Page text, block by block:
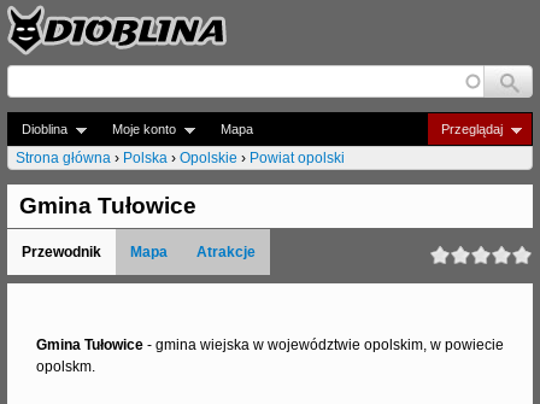
Jump to navigation
Dioblina Moje konto Przeglądaj
Mapa
J
e
s
Strona główna › Polska › Opolskie › Powiat opolski
Gmina Tułowice
Przewodnik Mapa Atrakcje
Gmina Tułowice - gmina wiejska w województwie opolskim, w powiecie
opolskm.